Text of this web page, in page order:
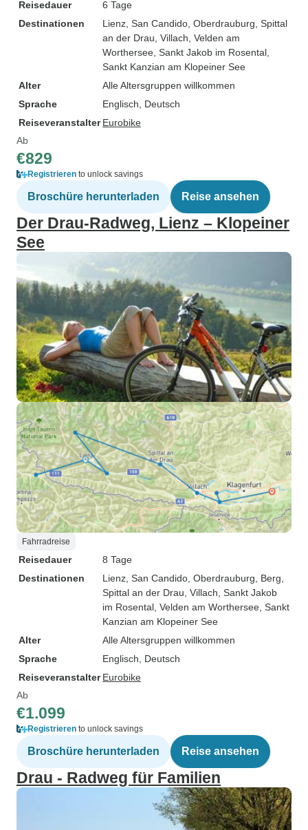
Reisedauer
6 Tage
Destinationen
Lienz , San Candido , Oberdrauburg , Spittal
an der Drau , Villach , Velden am
Worthersee , Sankt Jakob im Rosental
Sankt Kanzian am Klopeiner See
Alter
Alle Altersgruppen willkommen
Sprache
Englisch, Deutsch
Reiseveranstalter Eurobike
Ab
€829
Registrieren to unlock savings
Broschüre herunterladen Reise ansehen
Der Drau-Radweg, Lienz – Klopeiner
See
Fahrradreise
Reisedauer
8 Tage
Destinationen
Lienz , San Candido , Oberdrauburg , Berg
Spittal an der Drau , Villach , Sankt Jakob
im Rosental , Velden am Worthersee , Sankt
Kanzian am Klopeiner See
Alter
Alle Altersgruppen willkommen
Sprache
Englisch, Deutsch
Reiseveranstalter Eurobike
Ab
€1.099
Registrieren to unlock savings
Broschüre herunterladen Reise ansehen
Drau - Radweg für Familien